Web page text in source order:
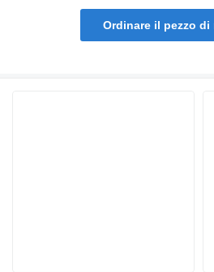
Ordinare il pezzo di